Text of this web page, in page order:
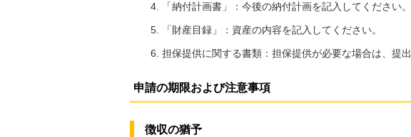
「納付計画書」：今後の納付計画を記入してください。
「財産目録」：資産の内容を記入してください。
担保提供に関する書類：担保提供が必要な場合は、提出
申請の期限および注意事項
徴収の猶予